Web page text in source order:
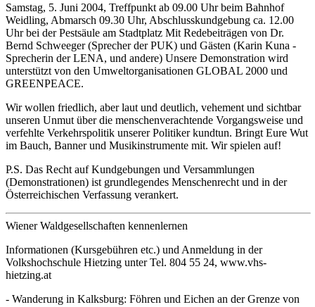
Samstag, 5. Juni 2004, Treffpunkt ab 09.00 Uhr beim Bahnhof
Weidling, Abmarsch 09.30 Uhr, Abschlusskundgebung ca. 12.00
Uhr bei der Pestsäule am Stadtplatz Mit Redebeiträgen von Dr.
Bernd Schweeger (Sprecher der PUK) und Gästen (Karin Kuna -
Sprecherin der LENA, und andere) Unsere Demonstration wird
unterstützt von den Umweltorganisationen GLOBAL 2000 und
GREENPEACE.
Wir wollen friedlich, aber laut und deutlich, vehement und sichtbar
unseren Unmut über die menschenverachtende Vorgangsweise und
verfehlte Verkehrspolitik unserer Politiker kundtun. Bringt Eure Wut
im Bauch, Banner und Musikinstrumente mit. Wir spielen auf!
P.S. Das Recht auf Kundgebungen und Versammlungen
(Demonstrationen) ist grundlegendes Menschenrecht und in der
Österreichischen Verfassung verankert.
Wiener Waldgesellschaften kennenlernen
Informationen (Kursgebühren etc.) und Anmeldung in der
Volkshochschule Hietzing unter Tel. 804 55 24, www.vhs-
hietzing.at
- Wanderung in Kalksburg: Föhren und Eichen an der Grenze von